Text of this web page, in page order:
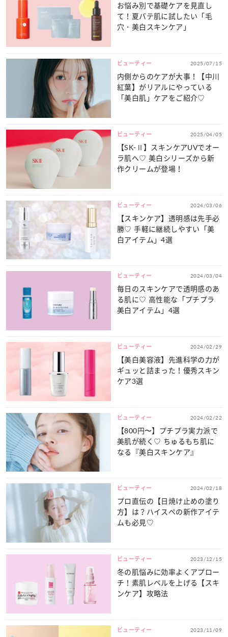
お悩み別で基礎ケアを見直し
て！夏バテ肌に試したい「毛
穴・美白スキンケア」
ビューティー 2025/07/15
内側からのケアが大事！【中川
紅葉】がリアルにやっている
「美白肌」ケアをご紹介♡
ビューティー 2025/04/05
【SK-Ⅱ】スキンケアUVでオー
ラ肌へ♡ 美白シリーズから新
作クリームが登場！
ビューティー 2024/03/06
【スキンケア】透明感は先手必
勝♡ 手軽に継続しやすい「美
白アイテム」4選
ビューティー 2024/03/04
毎日のスキンケアで透明感のあ
る肌に♡ 高性能な「プチプラ
美白アイテム」4選
ビューティー 2024/02/29
【美白美容液】先進科学の力が
ギュッと詰まった！優秀スキン
ケア3選
ビューティー 2024/02/22
【800円〜】プチプラ実力派で
美肌が続く♡ ちゅるもち肌に
なる『美白スキンケア』
ビューティー 2024/02/18
プロ直伝の【日焼け止めの塗り
方】は？ハイスペの新作アイテ
ムも必見♡
ビューティー 2023/12/15
冬の肌悩みに効率よくアプロー
チ！素肌レベルを上げる【スキ
ンケア】攻略法
ビューティー 2023/11/09